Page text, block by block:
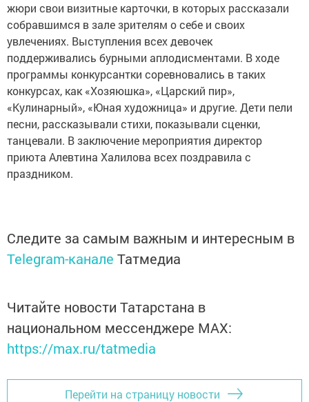
жюри свои визитные карточки, в которых рассказали
собравшимся в зале зрителям о себе и своих
увлечениях. Выступления всех девочек
поддерживались бурными аплодисментами. В ходе
программы конкурсантки соревновались в таких
конкурсах, как «Хозяюшка», «Царский пир»,
«Кулинарный», «Юная художница» и другие. Дети пели
песни, рассказывали стихи, показывали сценки,
танцевали. В заключение мероприятия директор
приюта Алевтина Халилова всех поздравила с
праздником.
Следите за самым важным и интересным в
Telegram-канале Татмедиа
Читайте новости Татарстана в
национальном мессенджере MАХ:
https://max.ru/tatmedia
Перейти на страницу новости